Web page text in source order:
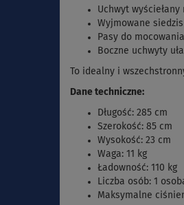
Uchwyt
Wyjmowane
Pasy do
Boczne uchwyty
To idealny i
Dane techniczne:
Długość: 285 cm
Szerokość: 85 cm
Wysokość: 23 cm
Waga: 11 kg
Ładowność: 110 kg
Liczba osób: 1
Maksymalne